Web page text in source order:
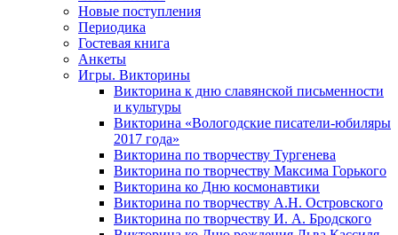
Новые поступления
Периодика
Гостевая книга
Анкеты
Игры. Викторины
Викторина к дню славянской письменности
и культуры
Викторина «Вологодские писатели-юбиляры
2017 года»
Викторина по творчеству Тургенева
Викторина по творчеству Максима Горького
Викторина ко Дню космонавтики
Викторина по творчеству А.Н. Островского
Викторина по творчеству И. А. Бродского